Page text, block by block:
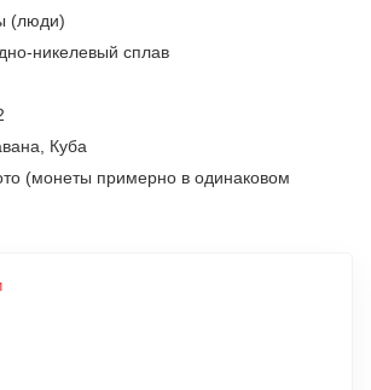
(люди)
никелевый сплав
Куба
(монеты примерно в одинаковом